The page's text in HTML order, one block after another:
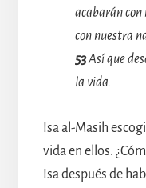
acabarán con
con nuestra
53Así que
la vida.
Isa al-Masih
vida en ellos.
Isa después de